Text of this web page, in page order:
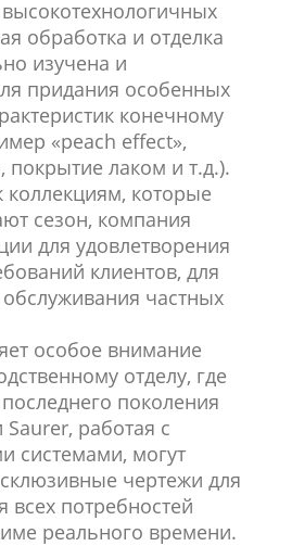
обработка и отделка
изучена и
придания особенных
конечному
«peach effect»,
покрытие лаком и т.д.).
которые
сезон, компания
для удовлетворения
клиентов, для
частных
особое внимание
отделу, где
поколения
работая с
системами, могут
чертежи для
всех потребностей
реального времени.